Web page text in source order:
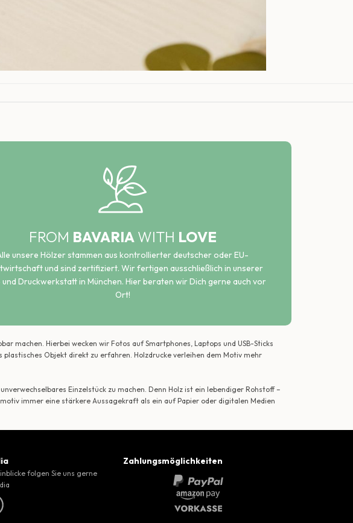
FROM BAVARIA WITH LOVE
unsere Hölzer stammen aus kontrollierter deutscher oder EU-
und sind zertifiziert. Wir fertigen ausschließlich in unserer
Druckwerkstatt in München. Hier beraten wir Dich gerne auch vor
Ort!
machen. Hierbei wecken wir Fotos auf Smartphones, Laptops und USB-Sticks
Objekt direkt zu erfahren. Holzdrucke verleihen dem Motiv mehr
Einzelstück zu machen. Denn Holz ist ein lebendiger Rohstoff –
immer eine stärkere Aussagekraft als ein auf Papier oder digitalen Medien
folgen Sie uns gerne
Zahlungsmöglichkeiten